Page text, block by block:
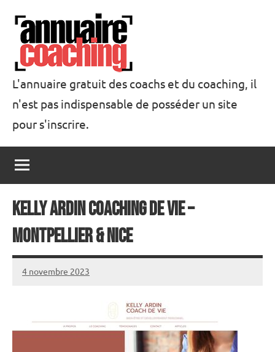
contenu
Annuaire
Coaching
L'annuaire gratuit des coachs et du coaching, il
n'est pas indispensable de posséder un site
pour s'inscrire.
Kelly Ardin Coaching de Vie –
Montpellier & Nice
4 novembre 2023
annuairecoaching